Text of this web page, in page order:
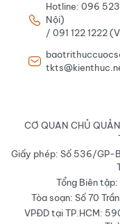
Hotline: 096
Nội)
/ 091 122 1222
CƠ QUAN CHỦ
Giấy phép: Số 536/GP-
Tổng Biên
Tòa soạn: Số 70
VPĐD tại TP.HCM: